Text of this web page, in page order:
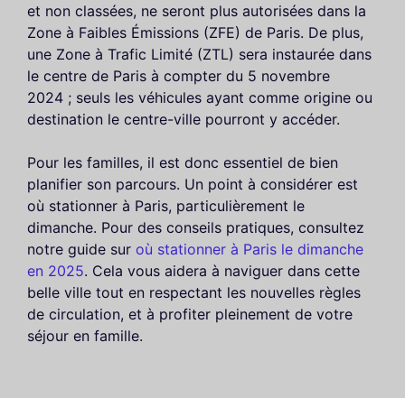
et non classées, ne seront plus autorisées dans la
Zone à Faibles Émissions (ZFE) de Paris. De plus,
une Zone à Trafic Limité (ZTL) sera instaurée dans
le centre de Paris à compter du 5 novembre
2024 ; seuls les véhicules ayant comme origine ou
destination le centre-ville pourront y accéder.
Pour les familles, il est donc essentiel de bien
planifier son parcours. Un point à considérer est
où stationner à Paris, particulièrement le
dimanche. Pour des conseils pratiques, consultez
notre guide sur où stationner à Paris le dimanche
en 2025. Cela vous aidera à naviguer dans cette
belle ville tout en respectant les nouvelles règles
de circulation, et à profiter pleinement de votre
séjour en famille.